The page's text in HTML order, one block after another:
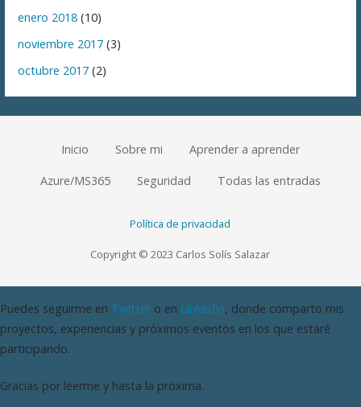
enero 2018 (10)
noviembre 2017 (3)
octubre 2017 (2)
Inicio Sobre mi Aprender a aprender
Azure/MS365 Seguridad Todas las entradas
Política de privacidad
Copyright © 2023 Carlos Solís Salazar
Puedes seguirme en Twitter o en LinkedIn, donde comparto mis
proyectos, experiencias y próximos eventos en los que estaré
participando.
Gracias por leerme y hasta la próxima.